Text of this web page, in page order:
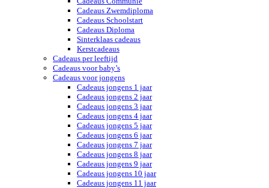
Cadeaus Zwemdiploma
Cadeaus Schoolstart
Cadeaus Diploma
Sinterklaas cadeaus
Kerstcadeaus
Cadeaus per leeftijd
Cadeaus voor baby’s
Cadeaus voor jongens
Cadeaus jongens 1 jaar
Cadeaus jongens 2 jaar
Cadeaus jongens 3 jaar
Cadeaus jongens 4 jaar
Cadeaus jongens 5 jaar
Cadeaus jongens 6 jaar
Cadeaus jongens 7 jaar
Cadeaus jongens 8 jaar
Cadeaus jongens 9 jaar
Cadeaus jongens 10 jaar
Cadeaus jongens 11 jaar